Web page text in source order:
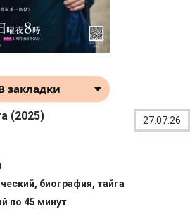
закладки
(2025) 27.07.26
биография, тайга
по 45 минут